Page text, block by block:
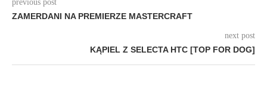
previous post
ZAMERDANI NA PREMIERZE MASTERCRAFT
next post
KĄPIEL Z SELECTA HTC [TOP FOR DOG]